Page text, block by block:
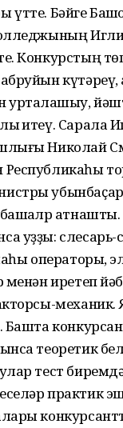
үтте. Бәйге
Конкурстың
уртаҡлашыу,
итеү. Сарала
Николай
Республикаһы
уҙҙы: слесарь-
операторы,
менән иретеп
Башта
теоретик
тест
практик